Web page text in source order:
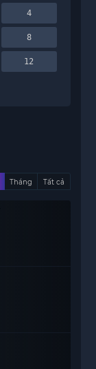
4
8
12
Tháng Tất cả